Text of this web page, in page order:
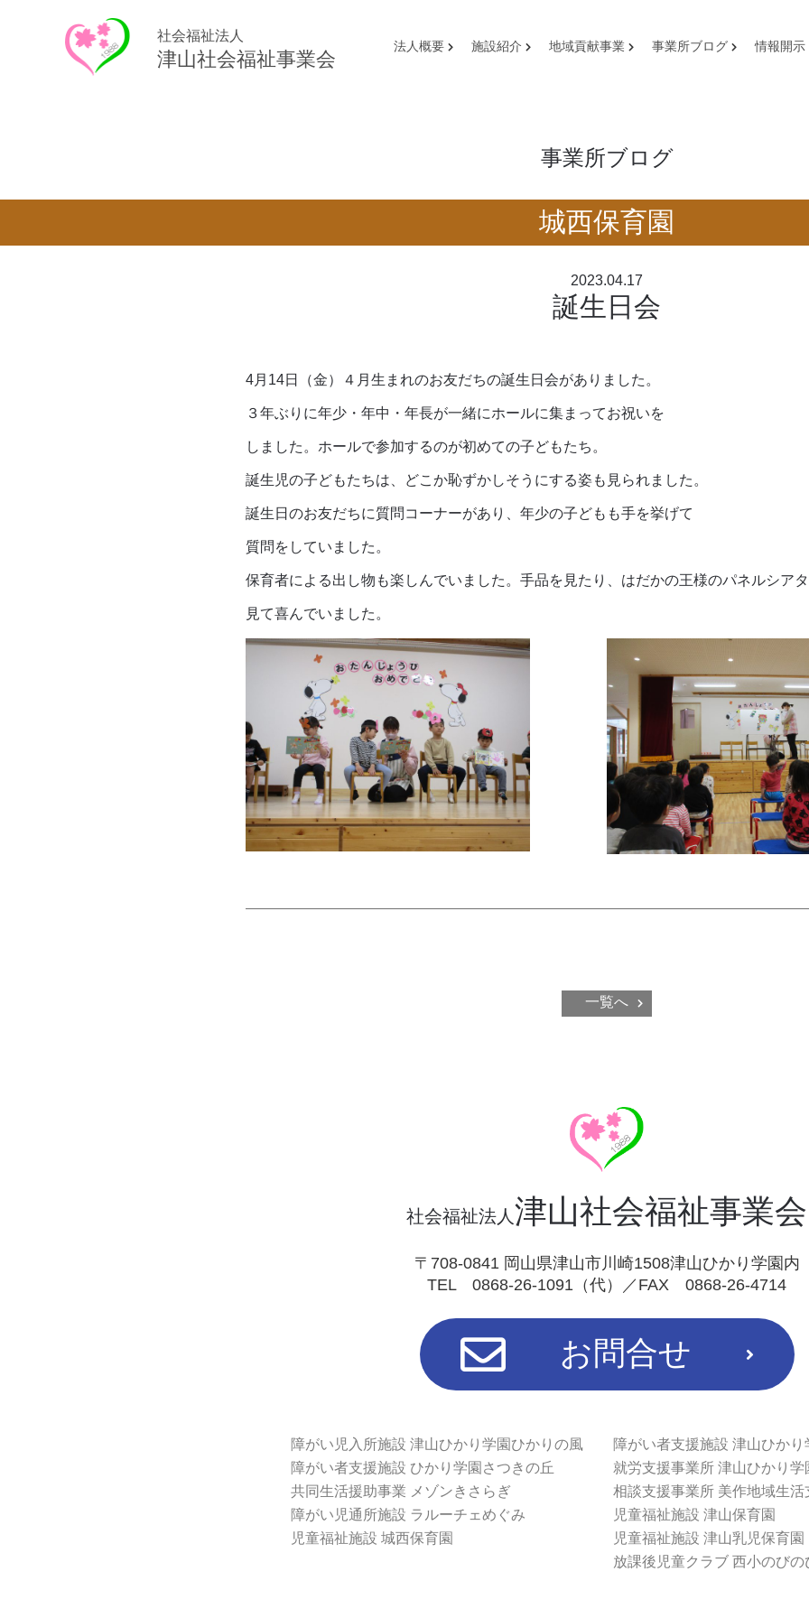
社会福祉法人
津山社会福祉事業会
法人概要 施設紹介 地域貢献事業 事業所ブログ 情報開示
事業所ブログ
城西保育園
2023.04.17
誕生日会
4月14日（金）４月生まれのお友だちの誕生日会がありました。
３年ぶりに年少・年中・年長が一緒にホールに集まってお祝いを
しました。ホールで参加するのが初めての子どもたち。
誕生児の子どもたちは、どこか恥ずかしそうにする姿も見られました。
誕生日のお友だちに質問コーナーがあり、年少の子どもも手を挙げて
質問をしていました。
保育者による出し物も楽しんでいました。手品を見たり、はだかの王様のパネルシア
見て喜んでいました。
一覧へ
社会福祉法人津山社会福祉事業会
〒708-0841 岡山県津山市川崎1508津山ひかり学園内
TEL 0868-26-1091（代）／FAX 0868-26-4714
お問合せ
障がい児入所施設 津山ひかり学園ひかりの風
障がい者支援施設 ひかり学園さつきの丘
共同生活援助事業 メゾンきさらぎ
障がい児通所施設 ラルーチェめぐみ
児童福祉施設 城西保育園
障がい者支援施設 津山ひか
就労支援事業所 津山ひかり
相談支援事業所 美作地域生活
児童福祉施設 津山保育園
児童福祉施設 津山乳児保育園
放課後児童クラブ 西小のび